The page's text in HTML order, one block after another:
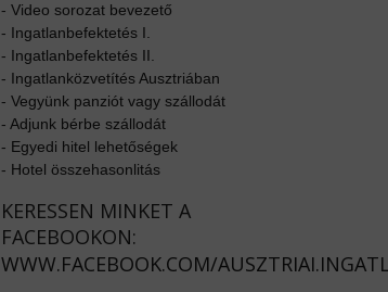
- Video sorozat bevezető
- Ingatlanbefektetés I.
- Ingatlanbefektetés II.
- Ingatlanközvetítés Ausztriában
- Vegyünk panziót vagy szállodát
- Adjunk bérbe szállodát
- Egyedi hitel lehetőségek
- Hotel összehasonlitás
KERESSEN MINKET A
FACEBOOKON:
WWW.FACEBOOK.COM/